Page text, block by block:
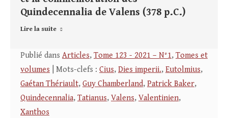
Quindecennalia de Valens (378 p.C.)
Lire la suite
Publié dans Articles, Tome 123 - 2021 – N°1, Tomes et
volumes | Mots-clefs : Cius, Dies imperii., Eutolmius,
Gaétan Thériault, Guy Chamberland, Patrick Baker,
Quindecennalia, Tatianus, Valens, Valentinien,
Xanthos